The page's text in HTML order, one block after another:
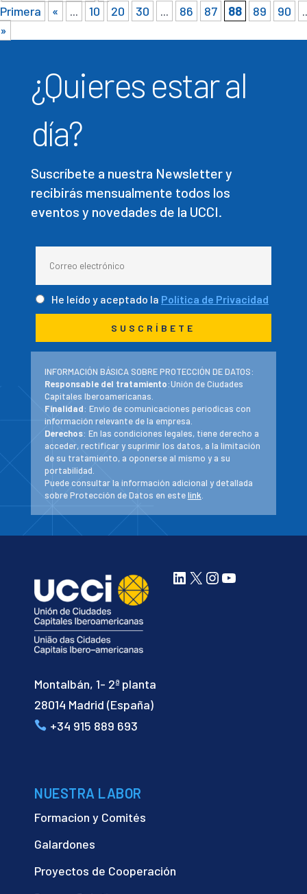
Primera
« ... 10 20 30 ... 86 87 88 89 90
»
¿Quieres estar al
día?
Suscríbete a nuestra Newsletter y
recibirás mensualmente todos los
eventos y novedades de la UCCI.
He leído y aceptado la Política de Privacidad
INFORMACIÓN BÁSICA SOBRE PROTECCIÓN DE DATOS:
Responsable del tratamiento:Unión de Ciudades
Capitales Iberoamericanas.
Finalidad: Envío de comunicaciones periodicas con
información relevante de la empresa.
Derechos: En las condiciones legales, tiene derecho a
acceder, rectificar y suprimir los datos, a la limitación
de su tratamiento, a oponerse al mismo y a su
portabilidad.
Puede consultar la información adicional y detallada
sobre Protección de Datos en estelink.
Montalbán, 1- 2ª planta
28014 Madrid (España)
+34 915 889 693
LinkedIn
X Instagram
YouTube
NUESTRA LABOR
Formacion y Comités
Galardones
Proyectos de Cooperación